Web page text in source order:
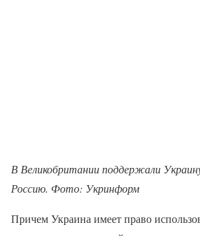
В Великобритании поддержали
Россию. Фото: Укринформ
Причем Украина имеет право